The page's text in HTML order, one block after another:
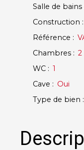
Salle de bains
Construction :
Référence :
Chambres : 2
WC : 1
Cave : Oui
Type de bien :